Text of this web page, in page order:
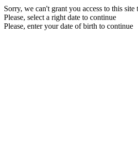
Sorry, we can't grant you access to this site
Please, select a right date to continue
Please, enter your date of birth to continue